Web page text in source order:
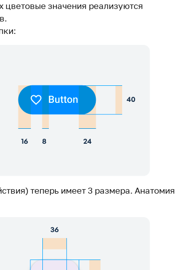
цветовые значения реализуются
теперь имеет 3 размера. Анатомия